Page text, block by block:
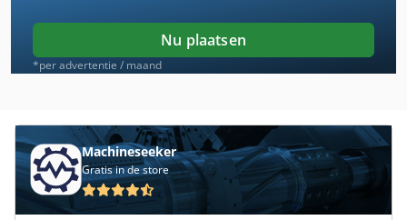
Hbm 480
Metba Mb 1
Paul
Pbr Italia
Prebena Orkan 200
Nu plaatsen
*per advertentie / maand
Machineseeker
Gratis in de store